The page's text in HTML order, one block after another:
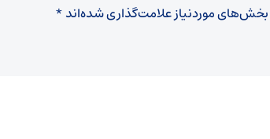
بخش‌های موردنیاز علامت‌گذاری شده‌اند*